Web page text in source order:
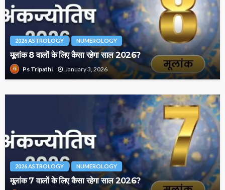
2026 ASTROLOGY NUMEROLOGY
मूलांक 8 वालों के लिए कैसा रहेगा साल 2026?
Ps Tripathi January 3, 2026
2026 ASTROLOGY NUMEROLOGY
मूलांक 7 वालों के लिए कैसा रहेगा साल 2026?